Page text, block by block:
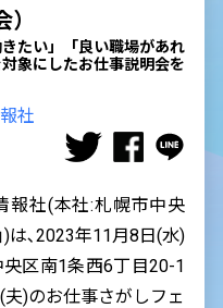
たい」「良い職場があれ
象にしたお仕事説明会を
社
報社(本社:札幌市中央
は､2023年11月8日(水)
区南1条西6丁目20-1
)のお仕事さがしフェ